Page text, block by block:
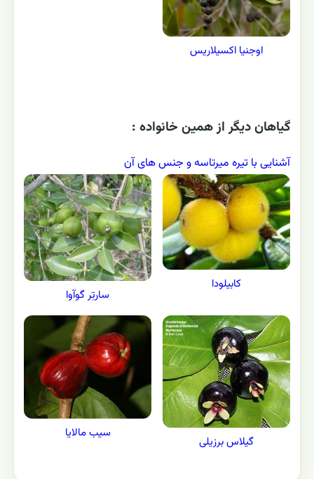
اوجنیا اکسیلاریس
گياهان ديگر از همين خانواده :
آشنایی با تیره میرتاسه و جنس های آن
کابیلودا
سارتِر گوآوا
گیلاس برزیلی
سیب مالایا